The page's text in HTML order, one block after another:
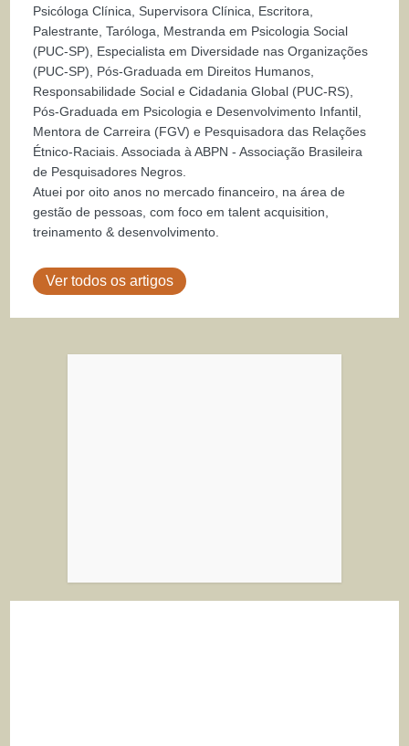
Psicóloga Clínica, Supervisora Clínica, Escritora,
Palestrante, Taróloga, Mestranda em Psicologia Social
(PUC-SP), Especialista em Diversidade nas Organizações
(PUC-SP), Pós-Graduada em Direitos Humanos,
Responsabilidade Social e Cidadania Global (PUC-RS),
Pós-Graduada em Psicologia e Desenvolvimento Infantil,
Mentora de Carreira (FGV) e Pesquisadora das Relações
Étnico-Raciais. Associada à ABPN - Associação Brasileira
de Pesquisadores Negros.
Atuei por oito anos no mercado financeiro, na área de
gestão de pessoas, com foco em talent acquisition,
treinamento & desenvolvimento.
Ver todos os artigos